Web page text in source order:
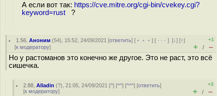
А если вот так: https://cve.mitre.org/cgi-bin/cvekey.cgi?
keyword=rust
?
1.56 ,Аноним (54), 15:52, 24/09/2021 [ответить] [ ﹢﹢﹢] [ · · ·][↓] [↑]
[к модератору]
+1
+ / –
Но у растоманов это конечно же другое. Это не раст, это всё
сишечка.
2.88 ,Alladin (?), 21:05, 24/09/2021 [^] [^^] [^^^] [ответить]
[к модератору]
+3
+ / –